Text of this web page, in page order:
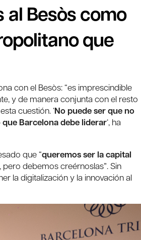
al Besòs como
que
con el Besòs: “es imprescindible
y de manera conjunta con el resto
cuestión. ‘No puede ser que no
Barcelona debe liderar‘, ha
que “queremos ser la capital
debemos creérnoslas”. Sin
la digitalización y la innovación al